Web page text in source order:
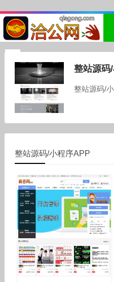
整站源码
整站源码/
整站源码/小程序APP